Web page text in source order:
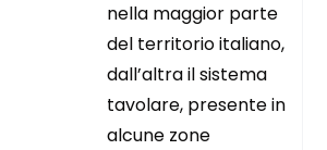
nella maggior parte
del territorio italiano,
dall’altra il sistema
tavolare, presente in
alcune zone